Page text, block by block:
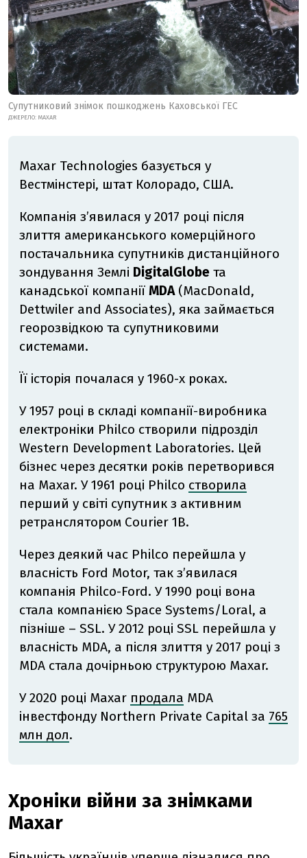
Супутниковий знімок пошкоджень Каховської ГЕС
ДЖЕРЕЛО: MAXAR
Maxar Technologies базується у
Вестмінстері, штат Колорадо, США.
Компанія з’явилася у 2017 році після
злиття американського комерційного
постачальника супутників дистанційного
зондування Землі DigitalGlobe та
канадської компанії MDA (MacDonald,
Dettwiler and Associates), яка займається
георозвідкою та супутниковими
системами.
Її історія почалася у 1960-х роках.
У 1957 році в складі компанії-виробника
електроніки Philco створили підрозділ
Western Development Laboratories. Цей
бізнес через десятки років перетворився
на Maxar. У 1961 році Philco створила
перший у світі супутник з активним
ретранслятором Courier 1B.
Через деякий час Philco перейшла у
власність Ford Motor, так з’явилася
компанія Philco-Ford. У 1990 році вона
стала компанією Space Systems/Loral, а
пізніше – SSL. У 2012 році SSL перейшла у
власність MDA, а після злиття у 2017 році з
MDA стала дочірньою структурою Maxar.
У 2020 році Maxar продала MDA
інвестфонду Northern Private Capital за 765
млн дол.
Хроніки війни за знімками
Maxar